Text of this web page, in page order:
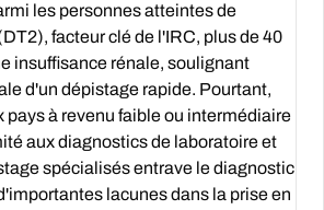
les personnes atteintes de
facteur clé de l'IRC, plus de 40
insuffisance rénale, soulignant
d'un dépistage rapide. Pourtant,
pays à revenu faible ou intermédiaire
aux diagnostics de laboratoire et
spécialisés entrave le diagnostic
lacunes dans la prise en